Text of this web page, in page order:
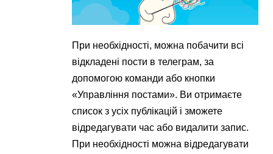
При необхідності, можна побачити всі
відкладені пости в телеграм, за
допомогою команди або кнопки
«Управління постами». Ви отримаєте
список з усіх публікацій і зможете
відредагувати час або видалити запис.
При необхідності можна відредагувати